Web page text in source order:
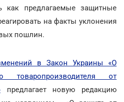
как предлагаемые защитные
на факты уклонения
пошлин.
в Закон Украины «О
товаропроизводителя от
предлагает новую редакцию